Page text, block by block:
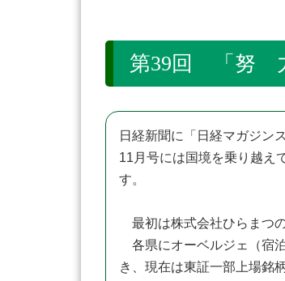
第39回 「努
日経新聞に「日経マガジン
11月号には国境を乗り越え
す。
最初は株式会社ひらまつ
各県にオーベルジェ（宿
き、現在は東証一部上場銘